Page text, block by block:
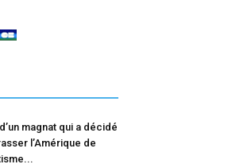
magnat qui a décidé
l’Amérique de